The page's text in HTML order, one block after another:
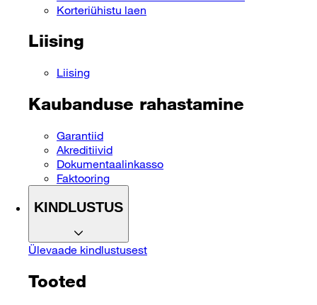
Korteriühistu laen
Liising
Liising
Kaubanduse rahastamine
Garantiid
Akreditiivid
Dokumentaalinkasso
Faktooring
KINDLUSTUS
Ülevaade kindlustusest
Tooted